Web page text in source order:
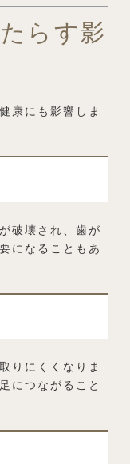
らす影
康にも影響しま
破壊され、歯が
になることもあ
りにくくなりま
につながること